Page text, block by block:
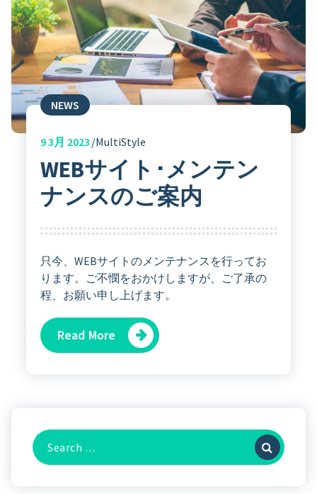
NEWS
93月 2023 MultiStyle
WEBサイト･メンテン
ナンスのご案内
只今、WEBサイトのメンテナンスを行ってお
ります。ご不憫をおかけしますが、ご了承の
程、お願い申し上げます。
Read More
Search
For: